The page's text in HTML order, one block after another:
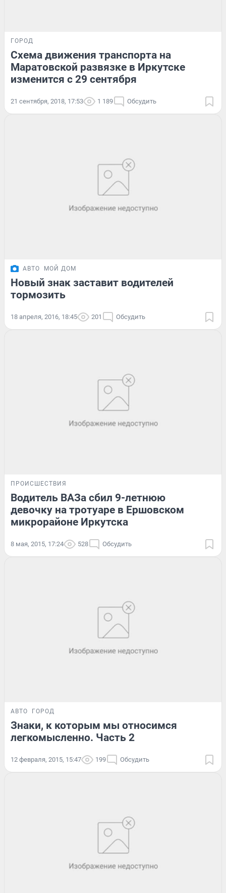
ГОРОД
Схема движения транспорта на
Маратовской развязке в Иркутске
изменится с 29 сентября
21 сентября, 2018, 17:53 1 189 Обсудить
АВТО МОЙ ДОМ
Новый знак заставит водителей
тормозить
18 апреля, 2016, 18:45 201 Обсудить
ПРОИСШЕСТВИЯ
Водитель ВАЗа сбил 9-летнюю
девочку на тротуаре в Ершовском
микрорайоне Иркутска
8 мая, 2015, 17:24 528 Обсудить
АВТО ГОРОД
Знаки, к которым мы относимся
легкомысленно. Часть 2
12 февраля, 2015, 15:47 199 Обсудить